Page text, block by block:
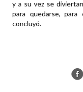
y a su vez se
para quedarse, para
concluyó.